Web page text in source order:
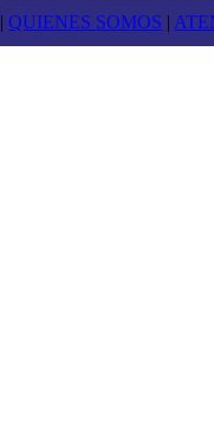
|QUIENES SOMOS |